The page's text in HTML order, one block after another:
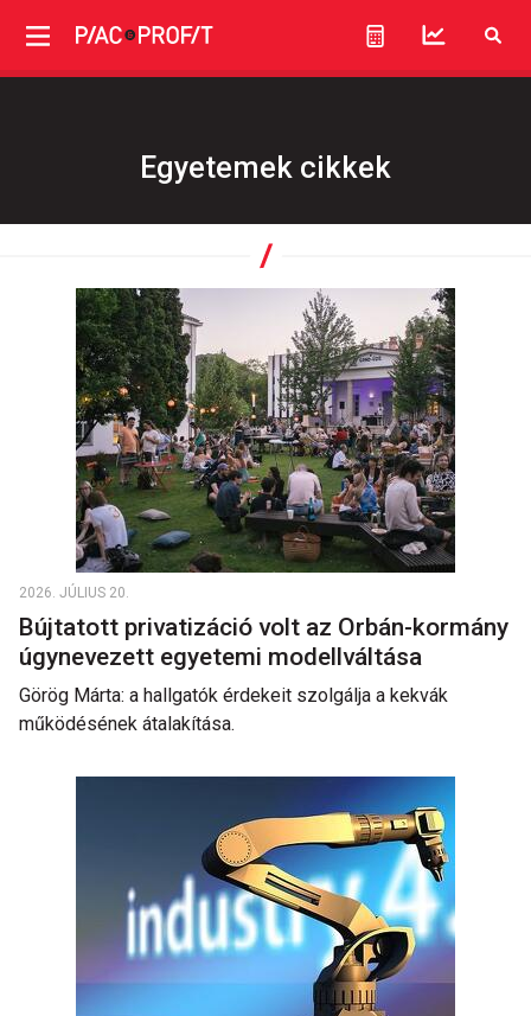
Egyetemek cikkek
2026. JÚLIUS 20.
Bújtatott privatizáció volt az Orbán-kormány
úgynevezett egyetemi modellváltása
Görög Márta: a hallgatók érdekeit szolgálja a kekvák
működésének átalakítása.